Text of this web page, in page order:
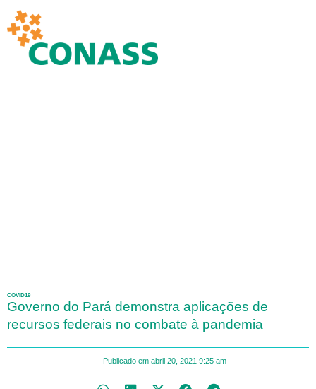
COVID19
Governo do Pará demonstra aplicações de
recursos federais no combate à pandemia
Publicado em abril 20, 2021 9:25 am